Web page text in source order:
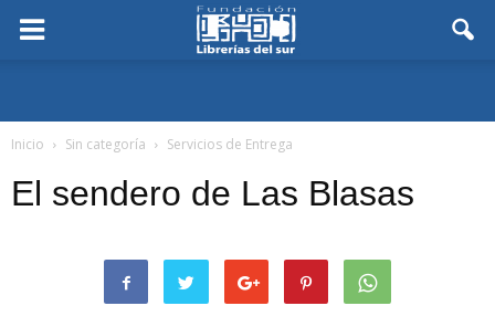
Inicio Sin categoría Servicios de Entrega
El sendero de Las Blasas